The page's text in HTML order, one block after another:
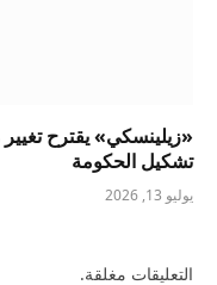
«زيلينسكي» يقترح تغيير
تشكيل الحكومة
يوليو 13, 2026
التعليقات مغلقة.